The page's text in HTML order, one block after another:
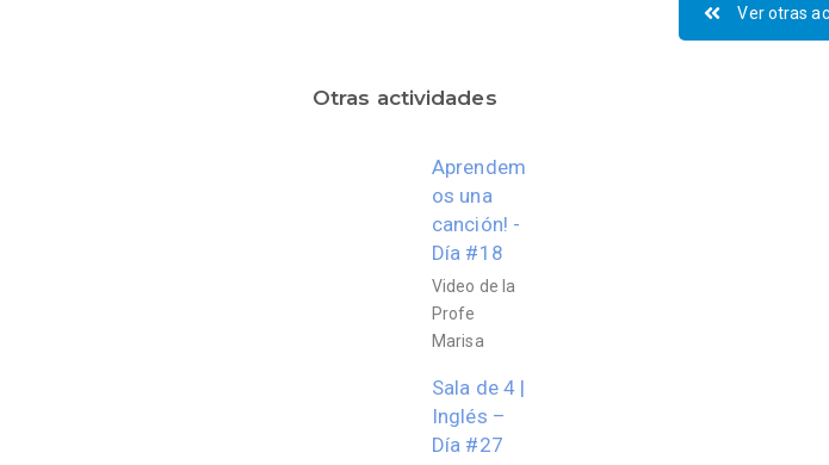
Ver otras
Otras actividades
Aprendem
os una
canción! -
Día #18
Video de la
Profe
Marisa
Sala de 4 |
Inglés –
Día #27